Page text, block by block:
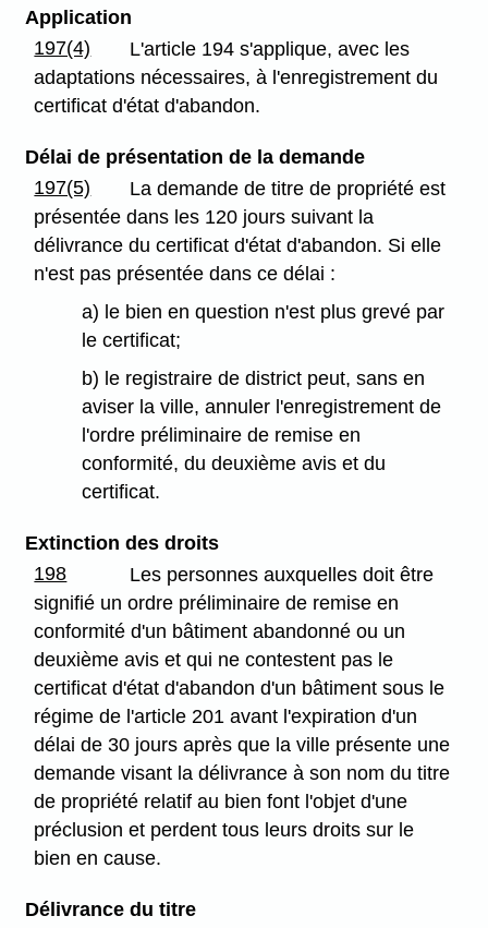
Application
197(4)
L'article 194 s'applique, avec les
adaptations nécessaires, à l'enregistrement du
certificat d'état d'abandon.
Délai de présentation de la demande
197(5)
La demande de titre de propriété est
présentée dans les 120 jours suivant la
délivrance du certificat d'état d'abandon. Si elle
n'est pas présentée dans ce délai :
a) le bien en question n'est plus grevé par
le certificat;
b) le registraire de district peut, sans en
aviser la ville, annuler l'enregistrement de
l'ordre préliminaire de remise en
conformité, du deuxième avis et du
certificat.
Extinction des droits
198
Les personnes auxquelles doit être
signifié un ordre préliminaire de remise en
conformité d'un bâtiment abandonné ou un
deuxième avis et qui ne contestent pas le
certificat d'état d'abandon d'un bâtiment sous le
régime de l'article 201 avant l'expiration d'un
délai de 30 jours après que la ville présente une
demande visant la délivrance à son nom du titre
de propriété relatif au bien font l'objet d'une
préclusion et perdent tous leurs droits sur le
bien en cause.
Délivrance du titre